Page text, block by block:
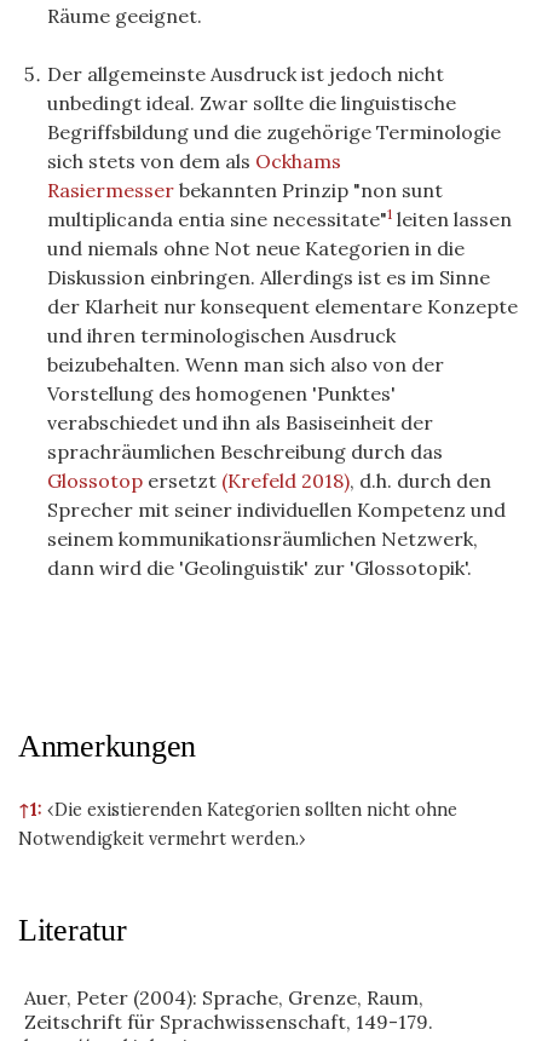
Räume geeignet.
Der allgemeinste Ausdruck ist jedoch nicht
unbedingt ideal. Zwar sollte die linguistische
Begriffsbildung und die zugehörige Terminologie
sich stets von dem als Ockhams
Rasiermesser bekannten Prinzip "non sunt
multiplicanda entia sine necessitate"1 leiten lassen
und niemals ohne Not neue Kategorien in die
Diskussion einbringen. Allerdings ist es im Sinne
der Klarheit nur konsequent elementare Konzepte
und ihren terminologischen Ausdruck
beizubehalten. Wenn man sich also von der
Vorstellung des homogenen 'Punktes'
verabschiedet und ihn als Basiseinheit der
sprachräumlichen Beschreibung durch das
Glossotop ersetzt (Krefeld 2018), d.h. durch den
Sprecher mit seiner individuellen Kompetenz und
seinem kommunikationsräumlichen Netzwerk,
dann wird die 'Geolinguistik' zur 'Glossotopik'.
Anmerkungen
↑1: ‹Die existierenden Kategorien sollten nicht ohne
Notwendigkeit vermehrt werden.›
Literatur
Auer, Peter (2004): Sprache, Grenze, Raum,
Zeitschrift für Sprachwissenschaft, 149-179.